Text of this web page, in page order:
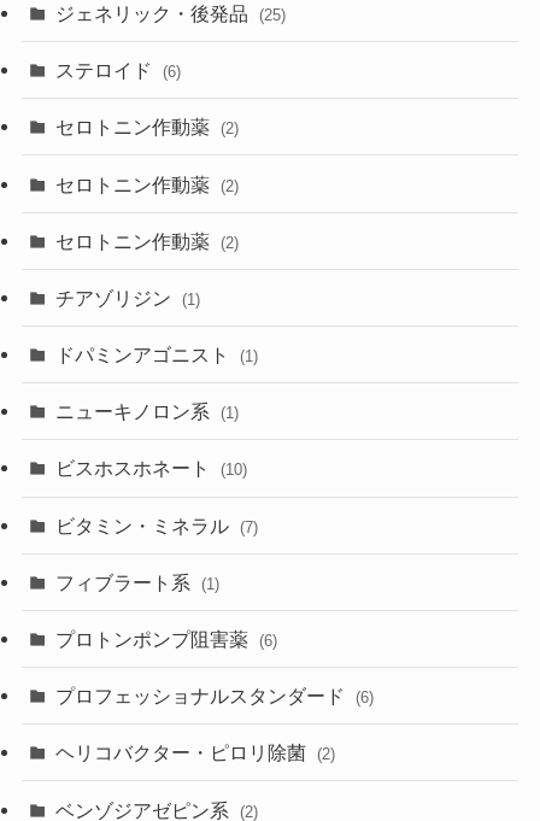
ジェネリック・後発品 (25)
ステロイド (6)
セロトニン作動薬 (2)
セロトニン作動薬 (2)
セロトニン作動薬 (2)
チアゾリジン (1)
ドパミンアゴニスト (1)
ニューキノロン系 (1)
ビスホスホネート (10)
ビタミン・ミネラル (7)
フィブラート系 (1)
プロトンポンプ阻害薬 (6)
プロフェッショナルスタンダード (6)
ヘリコバクター・ピロリ除菌 (2)
ベンゾジアゼピン系 (2)